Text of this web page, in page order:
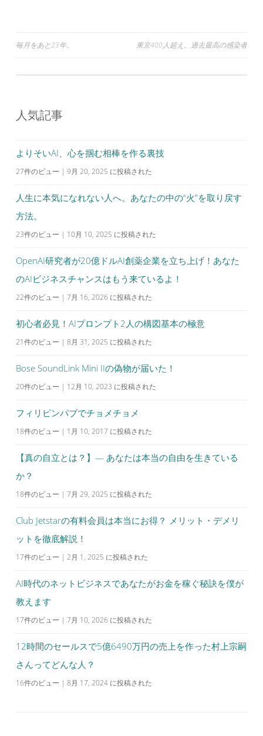
投
ゲ
シ
ョ
毎月をあと23年。 東京400人超え。過去最高の感染者
人気記事
よりそいAI、心を掴む相棒を作る裏技
27件のビュー | 9月 20, 2025 に投稿された
人生に本気になれない人へ。あなたの中の“火”を取り戻す
方法。
23件のビュー | 10月 10, 2025 に投稿された
OpenAI研究者が20億ドルAI創薬企業を立ち上げ！あなた
のAIビジネスチャンスはもう来ているよ！
22件のビュー | 7月 16, 2026 に投稿された
初心者必見！AIプロンプト2人の構図基本の極意
21件のビュー | 8月 31, 2025 に投稿された
Bose SoundLink Mini IIの偽物が届いた！
20件のビュー | 12月 10, 2023 に投稿された
フィリピンパブでチョメチョメ
18件のビュー | 1月 10, 2017 に投稿された
【真の自立とは？】— あなたは本当の自由を生きている
か？
18件のビュー | 7月 29, 2025 に投稿された
Club Jetstarの有料会員は本当にお得？ メリット・デメリ
ットを徹底解説！
17件のビュー | 2月 1, 2025 に投稿された
AI時代のネットビジネスであなたがお金を稼ぐ秘訣を僕が
教えます
17件のビュー | 7月 10, 2026 に投稿された
12時間のセールスで5億6490万円の売上を作った村上宗嗣
さんってどんな人？
16件のビュー | 8月 17, 2024 に投稿された